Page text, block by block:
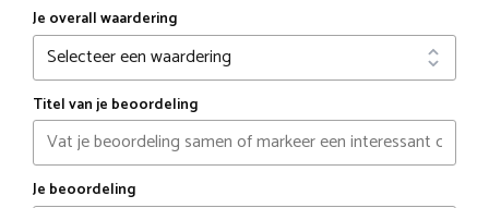
Je overall waardering
Titel van je beoordeling
Je beoordeling